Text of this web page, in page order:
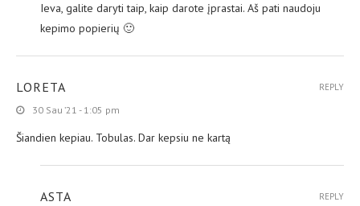
Ieva, galite daryti taip, kaip darote įprastai. Aš pati naudoju
kepimo popierių 🙂
LORETA
30 Sau ’21 - 1:05 pm
Šiandien kepiau. Tobulas. Dar kepsiu ne kartą
REPLY
ASTA REPLY